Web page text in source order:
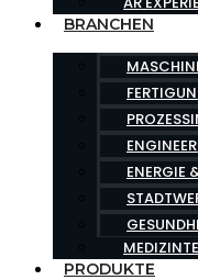
BRANCHEN
ENERGIE
PRODUKTE